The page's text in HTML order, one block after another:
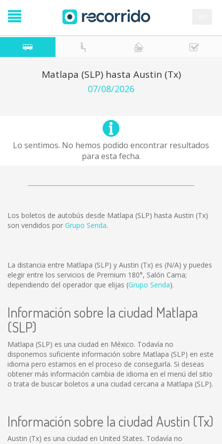
Matlapa (SLP) hasta Austin (Tx)
07/08/2026
Lo sentimos. No hemos podido encontrar resultados
para esta fecha.
Los boletos de autobús desde Matlapa (SLP) hasta Austin (Tx)
son vendidos por Grupo Senda.
La distancia entre Matlapa (SLP) y Austin (Tx) es (N/A) y puedes
elegir entre los servicios de Premium 180°, Salón Cama;
dependiendo del operador que elijas (Grupo Senda).
Información sobre la ciudad Matlapa
(SLP)
Matlapa (SLP) es una ciudad en México. Todavía no
disponemos suficiente información sobre Matlapa (SLP) en este
idioma pero estamos en el proceso de conseguirla. Si deseas
obtener más información cambia de idioma en el menú del sitio
o trata de buscar boletos a una ciudad cercana a Matlapa (SLP).
Información sobre la ciudad Austin (Tx)
Austin (Tx) es una ciudad en United States. Todavía no